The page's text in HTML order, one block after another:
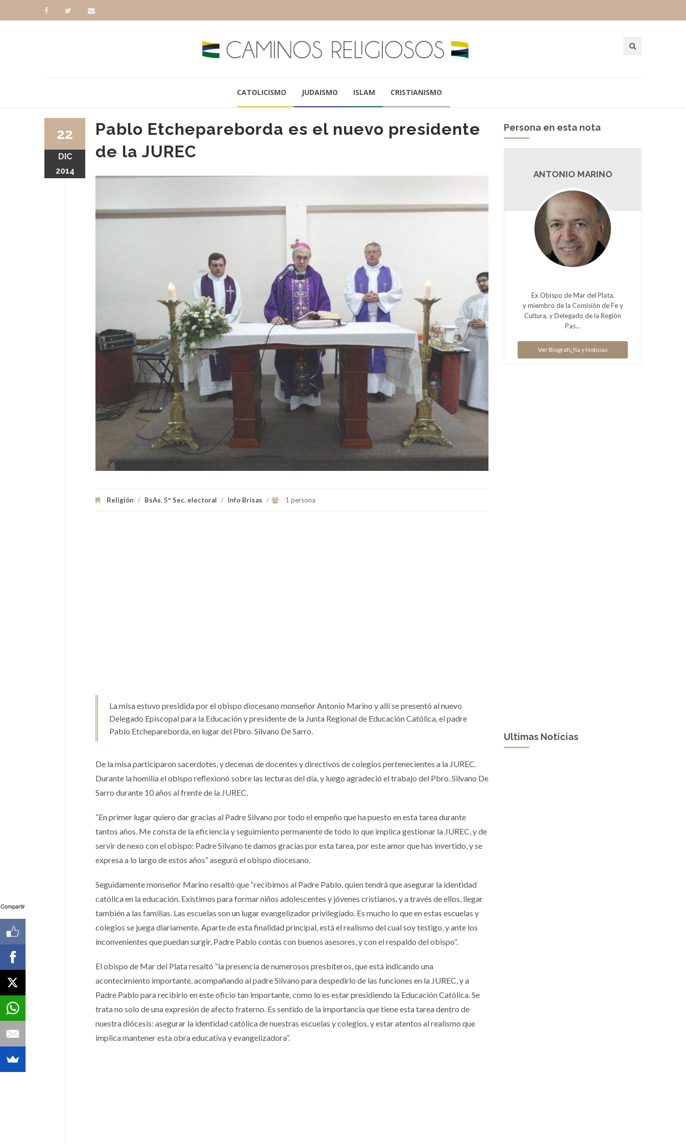
CATOLICISMO JUDAISMO ISLAM CRISTIANISMO
Pablo Etchepareborda es el nuevo presidente
de la JUREC
Religión / BsAs. 5º Sec. electoral / Info Brisas / 1 persona
22
DIC
2014
La misa estuvo presidida por el obispo diocesano monseñor Antonio Marino y allí se presentó al nuevo
Delegado Episcopal para la Educación y presidente de la Junta Regional de Educación Católica, el padre
Pablo Etchepareborda, en lugar del Pbro. Silvano De Sarro.
De la misa participaron sacerdotes, y decenas de docentes y directivos de colegios pertenecientes a la JUREC.
Durante la homilía el obispo reflexionó sobre las lecturas del día, y luego agradeció el trabajo del Pbro. Silvano De
Sarro durante 10 años al frente de la JUREC.
“En primer lugar quiero dar gracias al Padre Silvano por todo el empeño que ha puesto en esta tarea durante
tantos años. Me consta de la eficiencia y seguimiento permanente de todo lo que implica gestionar la JUREC, y de
servir de nexo con el obispo: Padre Silvano te damos gracias por esta tarea, por este amor que has invertido, y se
expresa a lo largo de estos años” aseguró el obispo diocesano.
Seguidamente monseñor Marino resaltó que “recibimos al Padre Pablo, quien tendrá que asegurar la identidad
católica en la educación. Existimos para formar niños adolescentes y jóvenes cristianos, y a través de ellos, llegar
también a las familias. Las escuelas son un lugar evangelizador privilegiado. Es mucho lo que en estas escuelas y
colegios se juega diariamente. Aparte de esta finalidad principal, está el realismo del cual soy testigo, y ante los
inconvenientes que puedan surgir, Padre Pablo contás con buenos asesores, y con el respaldo del obispo”.
El obispo de Mar del Plata resaltó “la presencia de numerosos presbíteros, que está indicando una
acontecimiento importante, acompañando al padre Silvano para despedirlo de las funciones en la JUREC, y a
Padre Pablo para recibirlo en este oficio tan importante, como lo es estar presidiendo la Educación Católica. Se
trata no solo de una expresión de afecto fraterno. Es sentido de la importancia que tiene esta tarea dentro de
nuestra diócesis: asegurar la identidad católica de nuestras escuelas y colegios, y estar atentos al realismo que
implica mantener esta obra educativa y evangelizadora”.
Persona en esta nota
ANTONIO MARINO
Ex Obispo de Mar del Plata,
y miembro de la Comisión de Fe y
Cultura, y Delegado de la Región
Pas...
Ver Biografï¿½a y Noticias
Ultimas Noticias
Compartir